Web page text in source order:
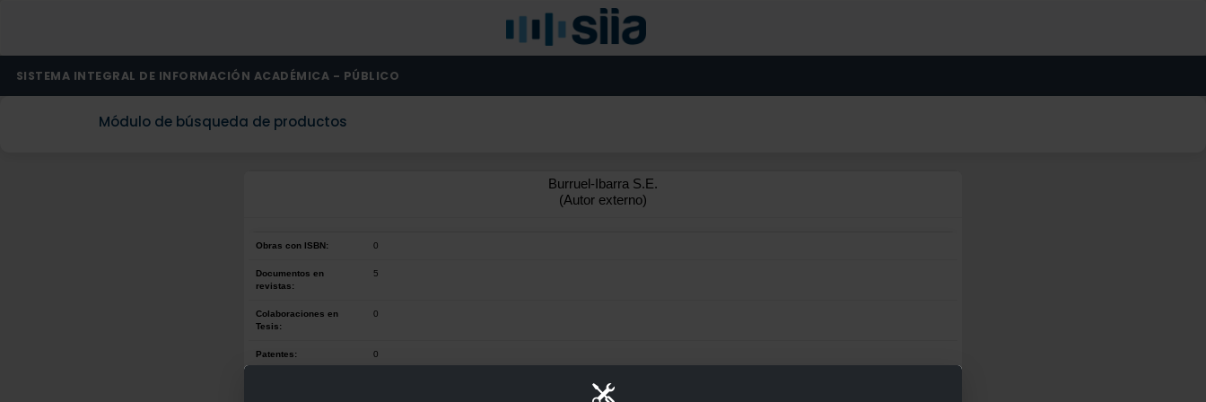
SISTEMA INTEGRAL DE INFORMACIÓN ACADÉMICA - PÚBLICO
Módulo de búsqueda de productos
Burruel-Ibarra S.E.
(Autor externo)
Obras con ISBN: 0
Documentos en
revistas:
5
Colaboraciones en
Tesis:
0
Patentes: 0